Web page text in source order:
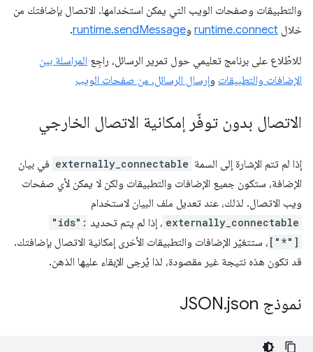
والتطبيقات وصفحات الويب التي يمكن استخدامها. الاتصال بإضافتك من
خلال runtime.connect وruntime.sendMessage
.
للاطّلاع على برنامج تعليمي حول تمرير الرسائل، راجِع المراسلة بين
الإضافات والتطبيقات وإرسال الرسائل. من صفحات الويب
الاتصال بدون توفّر إمكانية الاتصال الخارجي
إذا لم تتم الإشارة إلى السمة externally_connectable في بيان
الإضافة، ستكون جميع الإضافات والتطبيقات ولكن لا يمكن لأي صفحات
ويب الاتصال. لذلك، عند تعديل ملف البيان لاستخدام
externally_connectable ، إذا لم يتم تحديد "ids":
["*"] ، ستتغيّر الإضافات والتطبيقات الأخرى إمكانية الاتصال بإضافتك.
قد تكون هذه نتيجة غير مقصودة، لذا يُرجى الإبقاء عليها الذهن.
نموذج JSON .json